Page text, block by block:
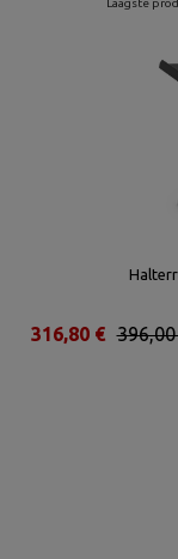
Laagste
316,80 €